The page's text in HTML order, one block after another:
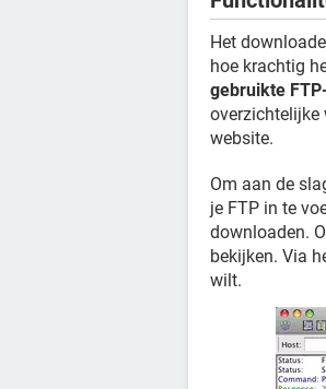
Het
hoe krachtig
gebruikte
overzichtelijke
website.
Om aan de
je FTP in te
downloaden.
bekijken. Via
wilt.